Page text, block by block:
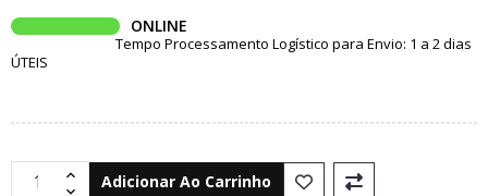
ONLINE
Tempo Processamento Logístico para Envio: 1 a 2 dias
ÚTEIS
Adicionar Ao Carrinho